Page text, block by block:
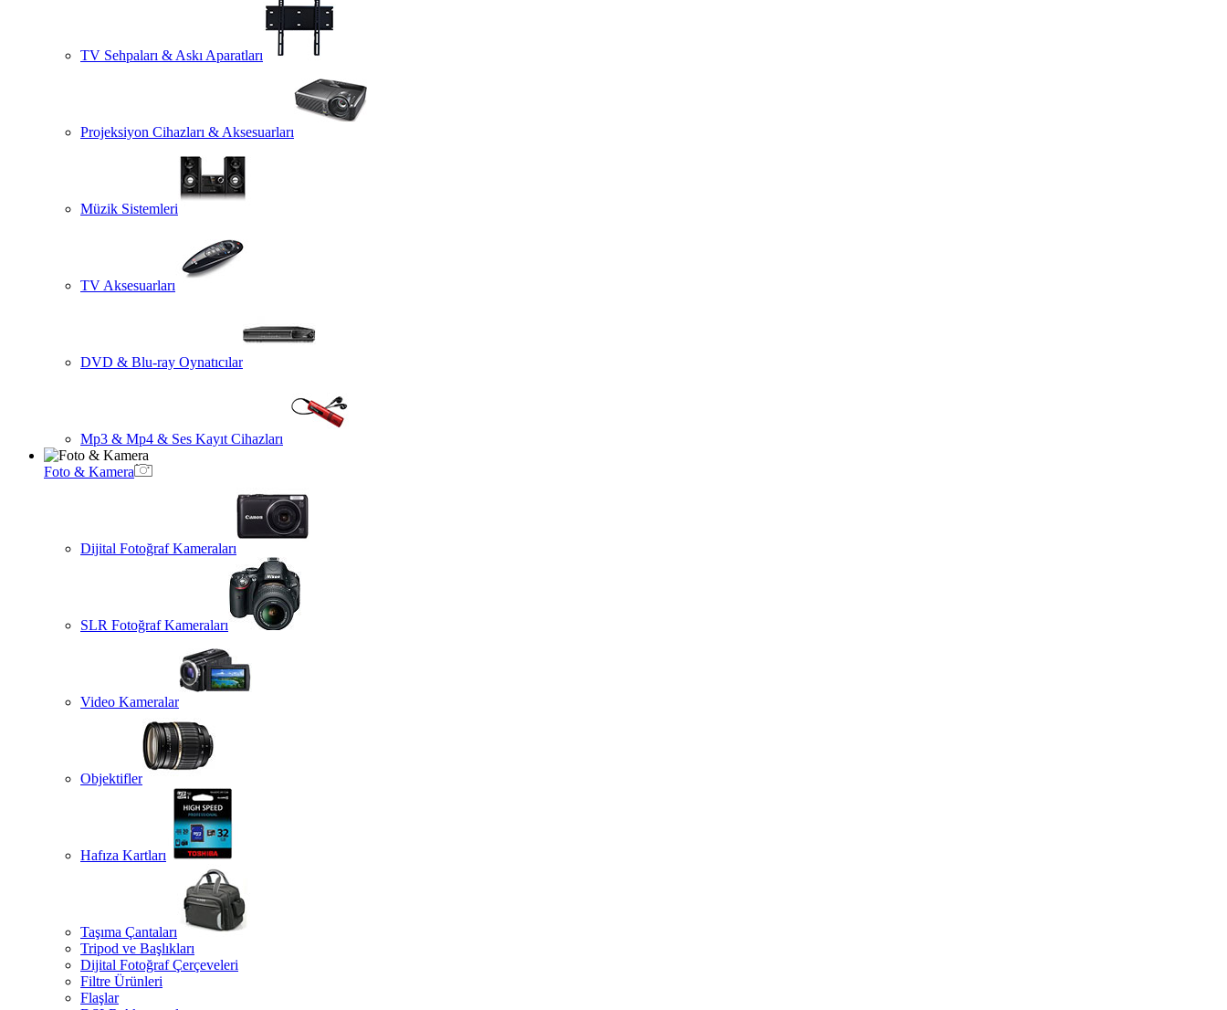
TV Sehpaları & Askı Aparatları
Projeksiyon Cihazları & Aksesuarları
Müzik Sistemleri
TV Aksesuarları
DVD & Blu-ray Oynatıcılar
Mp3 & Mp4 & Ses Kayıt Cihazları
Foto & Kamera
Dijital Fotoğraf Kameraları
SLR Fotoğraf Kameraları
Video Kameralar
Objektifler
Hafıza Kartları
Taşıma Çantaları
Tripod ve Başlıkları
Dijital Fotoğraf Çerçeveleri
Filtre Ürünleri
Flaşlar